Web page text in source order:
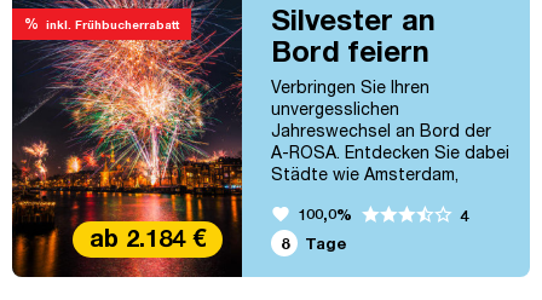
Genuss, Kultur und festliche
Stimmung machen diese
Flusskreuzfahrt zu einem
unvergesslichen Erlebnis. Köln
– Rüdesheim –...
% inkl. Frühbucherrabatt
Silvester an
Bord feiern
Verbringen Sie Ihren
unvergesslichen
Jahreswechsel an Bord der
A-ROSA. Entdecken Sie dabei
Städte wie Amsterdam,
lassen Sie es sich in diesem
Jahr zu Silvester einmal so
richtig gut gehen. (Köln –
Nijmegen – Dordrecht –
ab 2.184 €
favorite 100,0%
4
8
Tage